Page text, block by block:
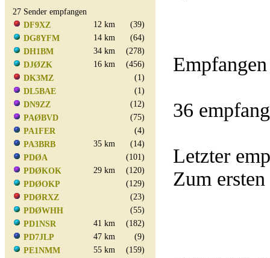
27 Sender empfangen
DF9XZ
12 km
(39)
DG8YFM
14 km
(64)
DH1BM
34 km
(278)
DJØZK
16 km
(456)
DK3MZ
(1)
DL5BAE
(1)
DN9ZZ
(12)
PAØBVD
(75)
PA1FER
(4)
PA3BRB
35 km
(14)
PDØA
(101)
PDØKOK
29 km
(120)
PDØOKP
(129)
PDØRXZ
(23)
PDØWHH
(55)
PD1NSR
41 km
(182)
PD7JLP
47 km
(9)
PE1NMM
55 km (159)
36
Letzter
Zum